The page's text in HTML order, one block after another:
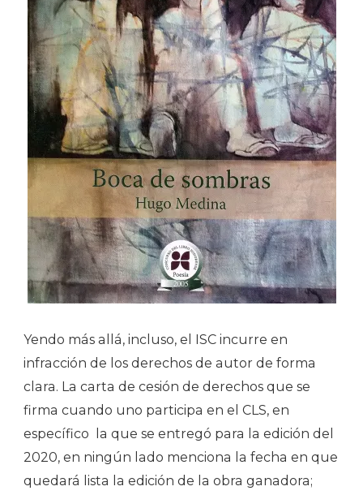
Yendo más allá, incluso, el ISC incurre en
infracción de los derechos de autor de forma
clara. La carta de cesión de derechos que se
firma cuando uno participa en el CLS, en
específico
la que se entregó para la edición del
2020, en ningún lado menciona la fecha en que
quedará lista la edición de la obra ganadora;